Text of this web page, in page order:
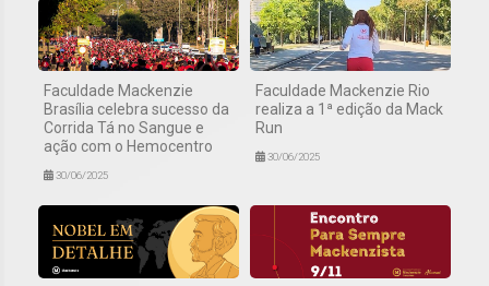
Faculdade Mackenzie
Brasília celebra sucesso da
Corrida Tá no Sangue e
ação com o Hemocentro
30/06/2025
Faculdade Mackenzie Rio
realiza a 1ª edição da Mack
Run
30/06/2025